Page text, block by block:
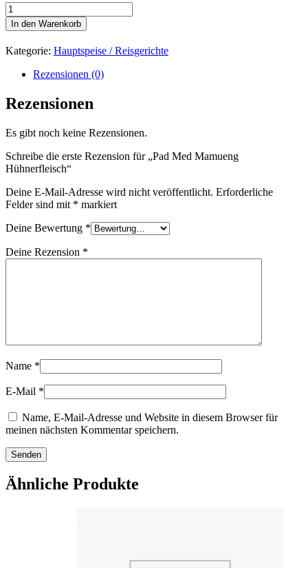
Pad
Med
Mamueng
Hühnerfleisch
Menge
In den Warenkorb
Kategorie: Hauptspeise / Reisgerichte
Rezensionen (0)
Rezensionen
Es gibt noch keine Rezensionen.
Schreibe die erste Rezension für „Pad Med Mamueng
Hühnerfleisch“
Deine E-Mail-Adresse wird nicht veröffentlicht. Erforderliche
Felder sind mit * markiert
Deine Bewertung *
Deine Rezension *
Name *
E-Mail *
Name, E-Mail-Adresse und Website in diesem Browser für
meinen nächsten Kommentar speichern.
Ähnliche Produkte